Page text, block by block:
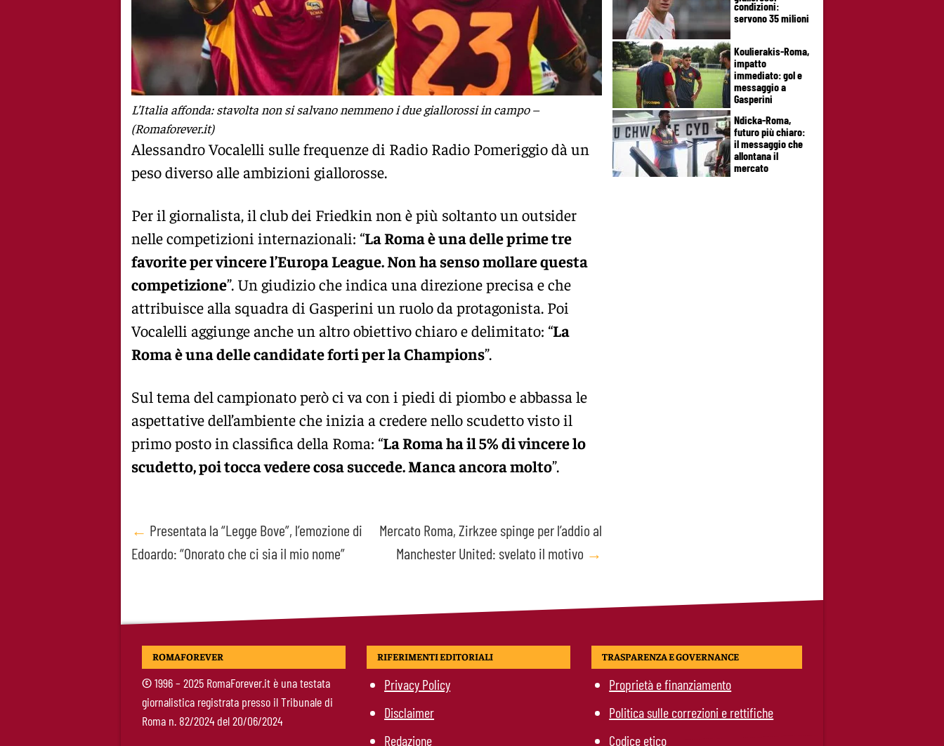
L’Italia affonda: stavolta non si salvano nemmeno i due giallorossi in campo –
(Romaforever.it)
Alessandro Vocalelli sulle frequenze di Radio Radio Pomeriggio dà un
peso diverso alle ambizioni giallorosse.
Per il giornalista, il club dei Friedkin non è più soltanto un outsider
nelle competizioni internazionali: “La Roma è una delle prime tre
favorite per vincere l’Europa League. Non ha senso mollare questa
competizione”. Un giudizio che indica una direzione precisa e che
attribuisce alla squadra di Gasperini un ruolo da protagonista. Poi
Vocalelli aggiunge anche un altro obiettivo chiaro e delimitato: “La
Roma è una delle candidate forti per la Champions”.
Sul tema del campionato però ci va con i piedi di piombo e abbassa le
aspettative dell’ambiente che inizia a credere nello scudetto visto il
primo posto in classifica della Roma: “La Roma ha il 5% di vincere lo
scudetto, poi tocca vedere cosa succede. Manca ancora molto”.
Post
navigation
← Presentata la “Legge Bove”, l’emozione di
Edoardo: “Onorato che ci sia il mio nome”
Mercato Roma, Zirkzee spinge per l’addio al
Manchester United: svelato il motivo →
condizioni:
servono 35 milioni
Koulierakis-Roma,
impatto
immediato: gol e
messaggio a
Gasperini
Ndicka-Roma,
futuro più chiaro:
il messaggio che
allontana il
mercato
ROMAFOREVER
©1996 – 2025 RomaForever.it è una testata
giornalistica registrata presso il Tribunale di
Roma n. 82/2024 del 20/06/2024
RIFERIMENTI EDITORIALI
Privacy Policy
Disclaimer
Redazione
TRASPARENZA E GOVERNANCE
Proprietà e finanziamento
Politica sulle correzioni e rettifiche
Codice etico